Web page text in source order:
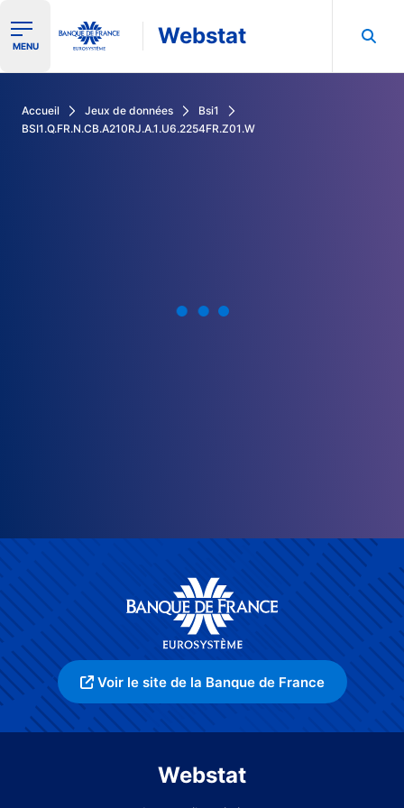
Ouvrir le menu de navigation
MENU Webstat
Accueil Jeux de données
Bsi1
BSI1.Q.FR.N.CB.A210RJ.A.1.U6.2254FR.Z01.W
Voir le site de la Banque de France
Webstat